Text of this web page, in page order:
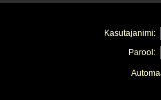
Kasutajanimi:
Parool: